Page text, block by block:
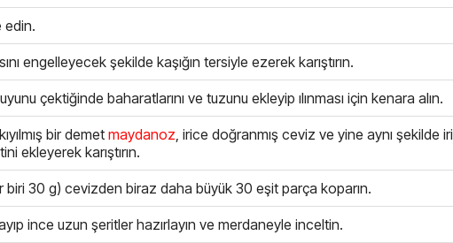
edin.
engelleyecek şekilde kaşığın tersiyle ezerek karıştırın.
çektiğinde baharatlarını ve tuzunu ekleyip ılınması için kenara alın.
bir demet maydanoz, irice doğranmış ceviz ve yine aynı şekilde iri
ekleyerek karıştırın.
biri 30 g) cevizden biraz daha büyük 30 eşit parça koparın.
ince uzun şeritler hazırlayın ve merdaneyle inceltin.